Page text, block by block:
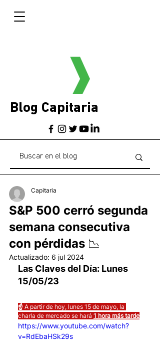
Blog Capitaria
S&P 500 cerró segunda
semana consecutiva
con pérdidas 📉
Capitaria
Actualizado: 6 jul 2024
Las Claves del Día: Lunes
15/05/23
☝️ A partir de hoy, lunes 15 de mayo, la
charla de mercado se hará 1 hora más tarde
https://www.youtube.com/watch?
v=RdEbaHSk29s